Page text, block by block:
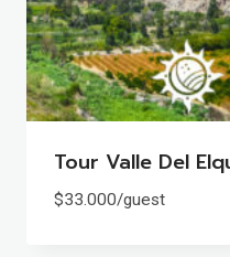
Tour Valle Del
$33.000/guest